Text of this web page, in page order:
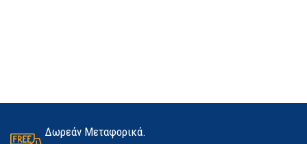
Δωρεάν Μεταφορικά.